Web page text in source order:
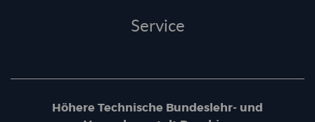
Service
Höhere Technische Bundeslehr- und